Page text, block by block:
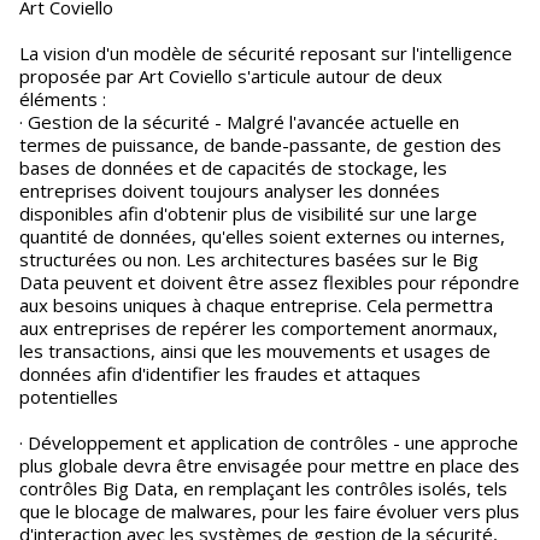
Art Coviello
La vision d'un modèle de sécurité reposant sur l'intelligence
proposée par Art Coviello s'articule autour de deux
éléments :
· Gestion de la sécurité - Malgré l'avancée actuelle en
termes de puissance, de bande-passante, de gestion des
bases de données et de capacités de stockage, les
entreprises doivent toujours analyser les données
disponibles afin d'obtenir plus de visibilité sur une large
quantité de données, qu'elles soient externes ou internes,
structurées ou non. Les architectures basées sur le Big
Data peuvent et doivent être assez flexibles pour répondre
aux besoins uniques à chaque entreprise. Cela permettra
aux entreprises de repérer les comportement anormaux,
les transactions, ainsi que les mouvements et usages de
données afin d'identifier les fraudes et attaques
potentielles
· Développement et application de contrôles - une approche
plus globale devra être envisagée pour mettre en place des
contrôles Big Data, en remplaçant les contrôles isolés, tels
que le blocage de malwares, pour les faire évoluer vers plus
d'interaction avec les systèmes de gestion de la sécurité,